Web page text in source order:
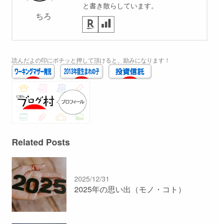
ちろ
と書き散らしています。
読んだよの印にポチッと押して頂けると、励みになります！
Related Posts
2025/12/31
2025年の思い出（モノ・コト）